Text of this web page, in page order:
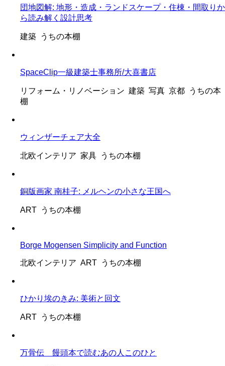
団地図解: 地形・造成・ランドスケープ・住棟・間取りか
ら読み解く設計思考
建築 うちの本棚
SpaceClip一級建築士事務所/大喜書店
リフォーム・リノベーション 建築 写真 京都 うちの本
棚
ウィンザーチェア大全
北欧インテリア 家具 うちの本棚
銅版画家 南桂子: メルヘンの小さな王国へ
ART うちの本棚
Borge Mogensen Simplicity and Function
北欧インテリア ART うちの本棚
ひかり埃のきみ: 美術と回文
ART うちの本棚
万骨伝 饅頭本で読むあの人このひと